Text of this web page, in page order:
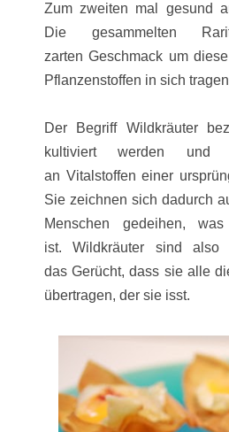
Zum zweiten mal gesund
Die gesammelten
zarten Geschmack um
Pflanzenstoffen in sich
Der Begriff Wildkräuter
kultiviert werden und
an Vitalstoffen einer
Sie zeichnen sich dadurch
Menschen gedeihen,
ist. Wildkräuter sind also
das Gerücht, dass sie alle
übertragen, der sie isst.